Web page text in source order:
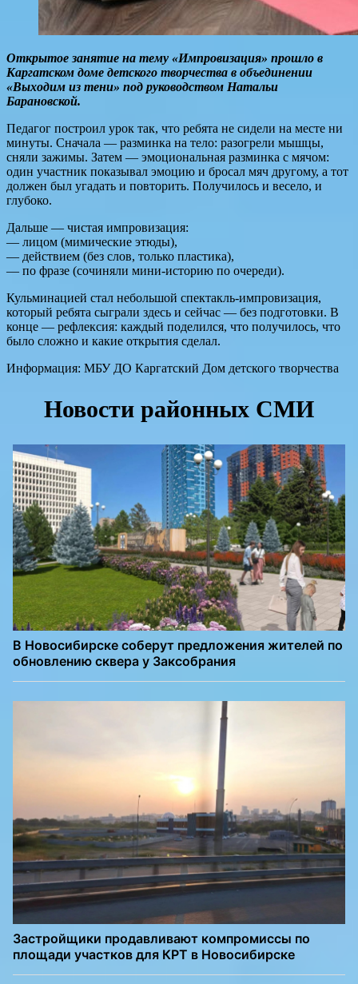
Открытое занятие на тему «Импровизация» прошло в
Каргатском доме детского творчества в объединении
«Выходим из тени» под руководством Натальи
Барановской.
Педагог построил урок так, что ребята не сидели на месте ни
минуты. Сначала — разминка на тело: разогрели мышцы,
сняли зажимы. Затем — эмоциональная разминка с мячом:
один участник показывал эмоцию и бросал мяч другому, а тот
должен был угадать и повторить. Получилось и весело, и
глубоко.
Дальше — чистая импровизация:
— лицом (мимические этюды),
— действием (без слов, только пластика),
— по фразе (сочиняли мини-историю по очереди).
Кульминацией стал небольшой спектакль-импровизация,
который ребята сыграли здесь и сейчас — без подготовки. В
конце — рефлексия: каждый поделился, что получилось, что
было сложно и какие открытия сделал.
Информация: МБУ ДО Каргатский Дом детского творчества